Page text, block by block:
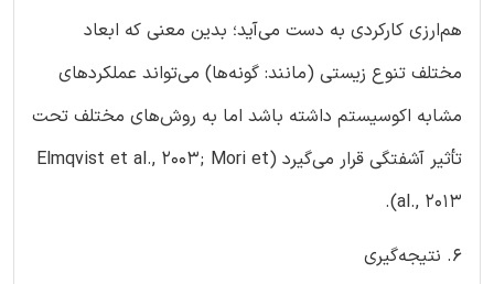
هم‌ارزی کارکردی به دست می‌آید؛ بدین معنی که ابعاد
مختلف تنوع زیستی (مانند: گونه‌ها) می‌تواند عملکردهای
مشابه اکوسیستم داشته باشد اما به روش‌های مختلف تحت
تأثیر آشفتگی قرار می‌گیرد (Elmqvist et al., 2003; Mori et
al., 2013).
6. نتیجه‌گیری